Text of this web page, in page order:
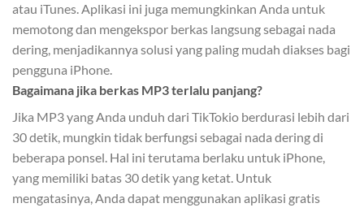
atau iTunes. Aplikasi ini juga memungkinkan Anda untuk
memotong dan mengekspor berkas langsung sebagai nada
dering, menjadikannya solusi yang paling mudah diakses bagi
pengguna iPhone.
Bagaimana jika berkas MP3 terlalu panjang?
Jika MP3 yang Anda unduh dari TikTokio berdurasi lebih dari
30 detik, mungkin tidak berfungsi sebagai nada dering di
beberapa ponsel. Hal ini terutama berlaku untuk iPhone,
yang memiliki batas 30 detik yang ketat. Untuk
mengatasinya, Anda dapat menggunakan aplikasi gratis